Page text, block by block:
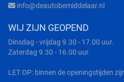
info@deautobemiddelaar.nl
WIJ ZIJN GEOPEND
Dinsdag - vrijdag 9.30 - 17.00 uur.
Zaterdag 9.30 - 16.00 uur.
LET OP: binnen de openingstijden